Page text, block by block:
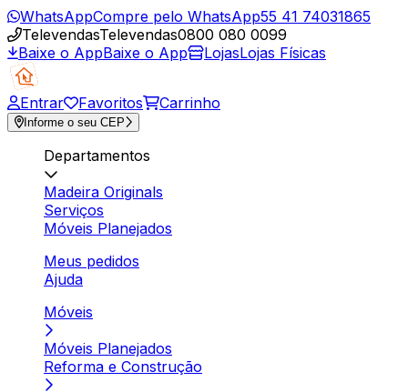
WhatsAppCompre pelo WhatsApp55 41 74031865
TelevendasTelevendas0800 080 0099
Baixe o AppBaixe o App LojasLojas Físicas
Entrar Favoritos Carrinho
Informe o seu CEP
Departamentos
Madeira Originals
Serviços
Móveis Planejados
Meus pedidos
Ajuda
Móveis
Móveis Planejados
Reforma e Construção